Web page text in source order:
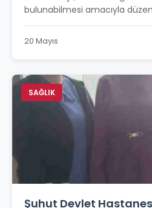
bulunabilmesi amacıyla
20 Mayıs
SAĞLIK
Şuhut Devlet